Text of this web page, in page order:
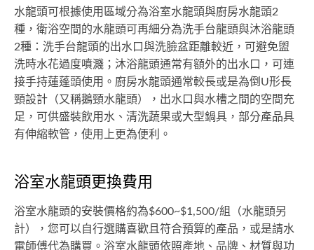
水龍頭可根據使用區域分為浴室水龍頭與廚房水龍頭2
種，衛浴空間的水龍頭可再細分為洗手台龍頭與沐浴龍頭
2種：洗手台龍頭的出水口與洗臉盆距離較近，可避免盥
洗時水花過度噴濺；沐浴龍頭通常有額外的出水口，可連
接手持蓮蓬頭使用。廚房水龍頭通常較長或是為倒U形長
頸設計（又稱鵝頸水龍頭），出水口與水槽之間的空間充
足，可供盛裝飲用水、清洗蔬果或大型鍋具，部分產品具
有伸縮軟管，使用上更為便利。
浴室水龍頭更換費用
浴室水龍頭的安裝價格約為$600~$1,500/組（水龍頭另
計），您可以自行選購喜歡且符合預算的產品，或是請水
電師傅代為購買。浴室水龍頭依照產地、品牌、材質與功